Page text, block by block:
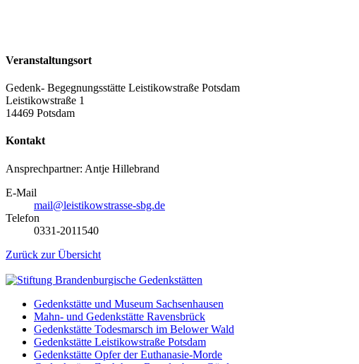
Veranstaltungsort
Gedenk- Begegnungsstätte Leistikowstraße Potsdam
Leistikowstraße 1
14469 Potsdam
Kontakt
Ansprechpartner: Antje Hillebrand
E-Mail
mail@leistikowstrasse-sbg.de
Telefon
0331-2011540
Zurück zur Übersicht
Gedenkstätte und Museum Sachsenhausen
Mahn- und Gedenkstätte Ravensbrück
Gedenkstätte Todesmarsch im Belower Wald
Gedenkstätte Leistikowstraße Potsdam
Gedenkstätte Opfer der Euthanasie-Morde